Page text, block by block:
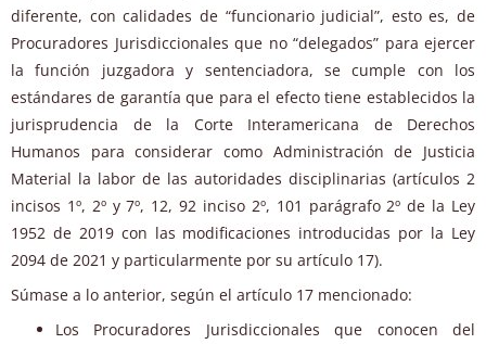
diferente, con calidades de “funcionario judicial”, esto es, de
Procuradores Jurisdiccionales que no “delegados” para ejercer
la función juzgadora y sentenciadora, se cumple con los
estándares de garantía que para el efecto tiene establecidos la
jurisprudencia de la Corte Interamericana de Derechos
Humanos para considerar como Administración de Justicia
Material la labor de las autoridades disciplinarias (artículos 2
incisos 1º, 2º y 7º, 12, 92 inciso 2º, 101 parágrafo 2º de la Ley
1952 de 2019 con las modificaciones introducidas por la Ley
2094 de 2021 y particularmente por su artículo 17).
Súmase a lo anterior, según el artículo 17 mencionado:
Los Procuradores Jurisdiccionales que conocen del